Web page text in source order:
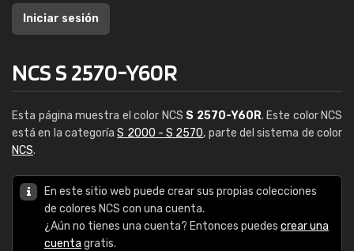
Iniciar sesión
NCS S 2570-Y60R
Esta página muestra el color NCS S 2570-Y60R. Este color NCS
está en la categoríaS 2000 - S 2570, parte del sistema de color
NCS.
En este sitio web puede crear sus propias colecciones
de colores NCS con una cuenta.
¿Aún no tienes una cuenta? Entonces puedes crear una
cuenta gratis.